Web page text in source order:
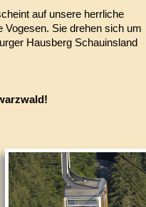
auf unsere herrliche
Vogesen. Sie drehen sich um
Hausberg Schauinsland